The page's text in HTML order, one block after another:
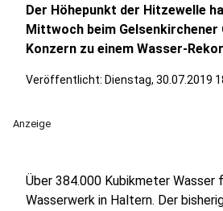
Der Höhepunkt der Hitzewelle
Mittwoch beim Gelsenkirchener
Konzern zu einem Wasser-
Veröffentlicht: Dienstag, 30.07.2019
Anzeige
Über 384.000 Kubikmeter Wasser
Wasserwerk in Haltern. Der